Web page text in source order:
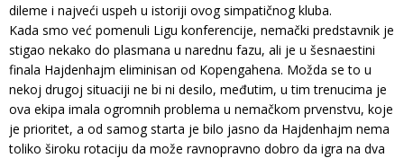
dileme i najveći uspeh u istoriji ovog simpatičnog kluba.
Kada smo već pomenuli Ligu konferencije, nemački predstavnik je
stigao nekako do plasmana u narednu fazu, ali je u šesnaestini
finala Hajdenhajm eliminisan od Kopengahena. Možda se to u
nekoj drugoj situaciji ne bi ni desilo, međutim, u tim trenucima je
ova ekipa imala ogromnih problema u nemačkom prvenstvu, koje
je prioritet, a od samog starta je bilo jasno da Hajdenhajm nema
toliko široku rotaciju da može ravnopravno dobro da igra na dva